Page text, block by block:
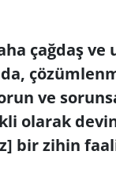
çağdaş ve
ve
olarak
bir zihin